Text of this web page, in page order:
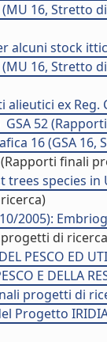
16, Stretto
stock
16, Stretto
ex Reg.
 GSA 52
16 (GSA
(Rapporti finali
species in
2005):
di
PESCO ED
E DELLA
progetti di
Progetto